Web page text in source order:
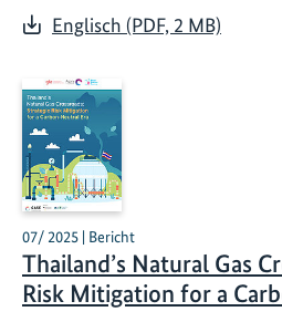
Englisch (PDF, 2 MB)
07/ 2025 | Bericht
Thailand’s Natural Gas
Risk Mitigation for a